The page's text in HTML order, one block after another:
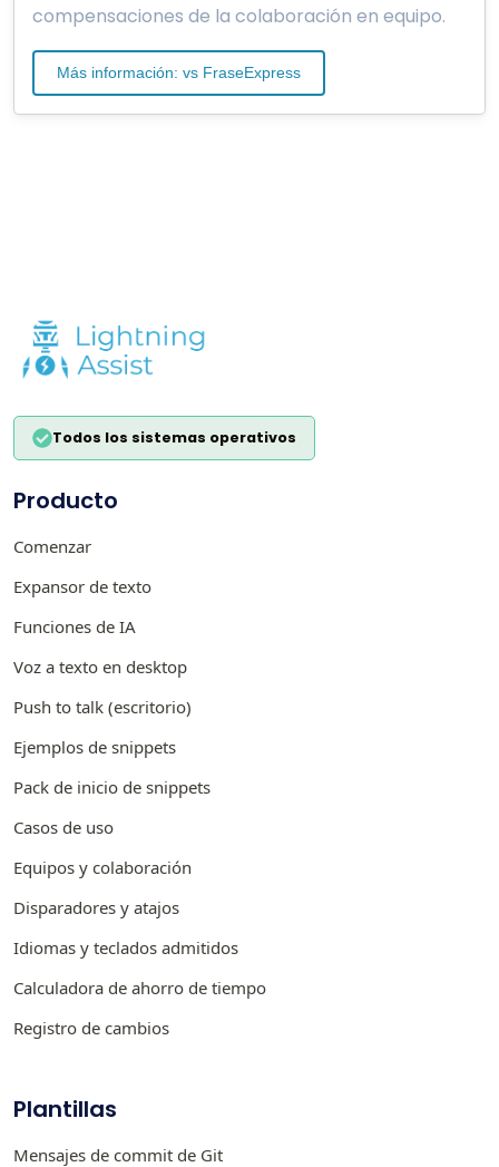
compensaciones de la colaboración en equipo.
Más información: vs FraseExpress
Todos los sistemas operativos
Producto
Comenzar
Expansor de texto
Funciones de IA
Voz a texto en desktop
Push to talk (escritorio)
Ejemplos de snippets
Pack de inicio de snippets
Casos de uso
Equipos y colaboración
Disparadores y atajos
Idiomas y teclados admitidos
Calculadora de ahorro de tiempo
Registro de cambios
Plantillas
Mensajes de commit de Git